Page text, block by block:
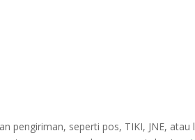
seperti pos, TIKI, JNE,